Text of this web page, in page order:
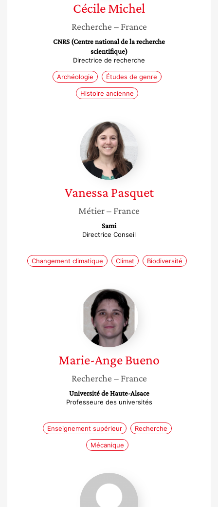
CécileMichel
Recherche – France
CNRS (Centre national de la recherche
scientifique)
Directrice de recherche
Archéologie Études de genre
Histoire ancienne
Vanessa
Pasquet
Vanessa Pasquet
Métier– France
Sami
Directrice Conseil
Changement climatique Climat Biodiversité
Marie-
Ange
Bueno
Marie-AngeBueno
Recherche – France
Université de Haute-Alsace
Professeure des universités
Enseignement supérieur Recherche
Mécanique
Aziza
Gril-
mariotte